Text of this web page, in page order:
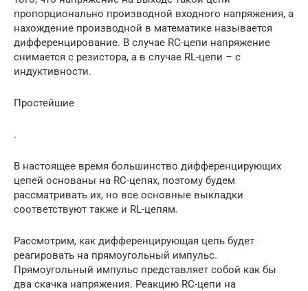
пропорционально производной входного напряжения, а
нахождение производной в математике называется
дифференцирование. В случае RC-цепи напряжение
снимается с резистора, а в случае RL-цепи – с
индуктивности.
Простейшие
.
В настоящее время большинство дифференцирующих
цепей основаны на RC-цепях, поэтому будем
рассматривать их, но все основные выкладки
соответствуют также и RL-цепям.
Рассмотрим, как дифференцирующая цепь будет
реагировать на прямоугольный импульс.
Прямоугольный импульс представляет собой как бы
два скачка напряжения. Реакцию RC-цепи на